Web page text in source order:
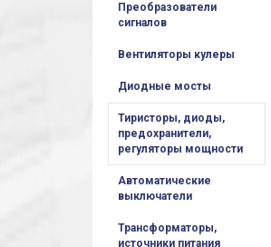
Преобразователи
сигналов
Вентиляторы кулеры
Диодные мосты
Тиристоры, диоды,
предохранители,
регуляторы мощности
Автоматические
выключатели
Трансформаторы,
источники питания